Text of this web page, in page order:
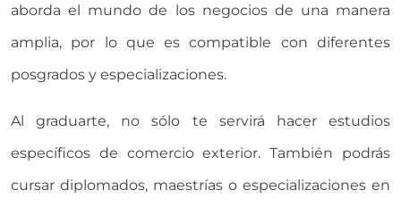
aborda el mundo de los negocios de una manera
amplia, por lo que es compatible con diferentes
posgrados y especializaciones.
Al graduarte, no sólo te servirá hacer estudios
específicos de comercio exterior. También podrás
cursar diplomados, maestrías o especializaciones en